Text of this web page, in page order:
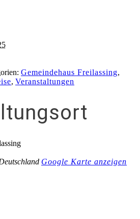
Gemeindehaus Freilassing,
, Veranstaltungen
Google Karte anzeigen